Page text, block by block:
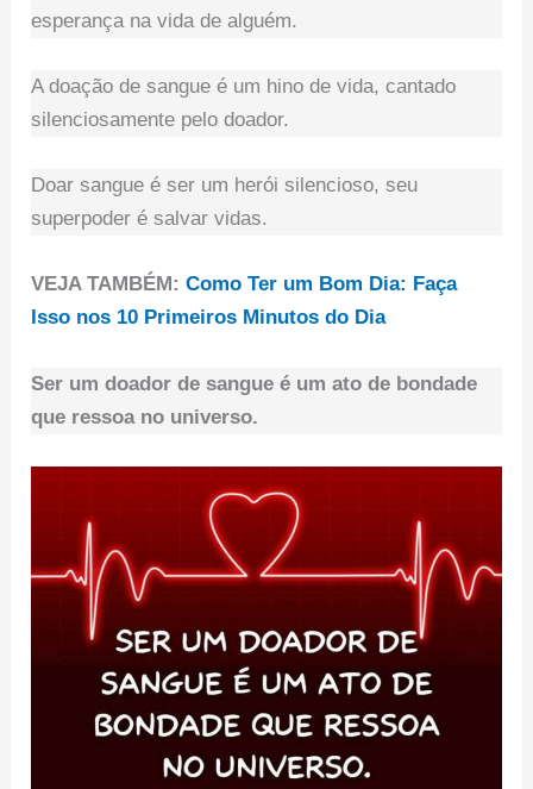
esperança na vida de alguém.
A doação de sangue é um hino de vida, cantado
silenciosamente pelo doador.
Doar sangue é ser um herói silencioso, seu
superpoder é salvar vidas.
VEJA TAMBÉM:Como Ter um Bom Dia: Faça
Isso nos 10 Primeiros Minutos do Dia
Ser um doador de sangue é um ato de bondade
que ressoa no universo.